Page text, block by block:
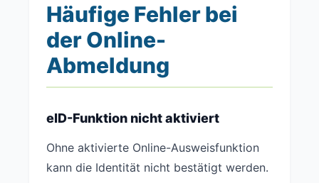
Häufige Fehler bei
der Online-
Abmeldung
eID-Funktion nicht aktiviert
Ohne aktivierte Online-Ausweisfunktion
kann die Identität nicht bestätigt werden.